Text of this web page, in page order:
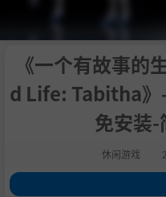
《一个有故事的
d Life: Tabitha
免安装
休闲游戏